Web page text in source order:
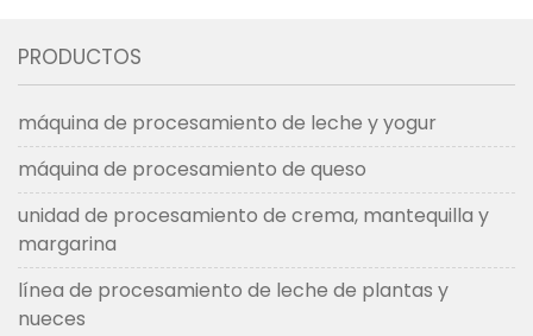
PRODUCTOS
máquina de procesamiento de leche y yogur
máquina de procesamiento de queso
unidad de procesamiento de crema, mantequilla y
margarina
línea de procesamiento de leche de plantas y
nueces